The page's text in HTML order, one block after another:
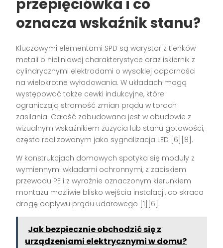
przepięciówka i co
oznacza wskaźnik stanu?
Kluczowymi elementami SPD są warystor z tlenków
metali o nieliniowej charakterystyce oraz iskiernik z
cylindrycznymi elektrodami o wysokiej odporności
na wielokrotne wyładowania. W układach mogą
występować także cewki indukcyjne, które
ograniczają stromość zmian prądu w torach
zasilania. Całość zabudowana jest w obudowie z
wizualnym wskaźnikiem zużycia lub stanu gotowości,
często realizowanym jako sygnalizacja LED [6][8].
W konstrukcjach domowych spotyka się moduły z
wymiennymi wkładami ochronnymi, z zaciskiem
przewodu PE i z wyraźnie oznaczonym kierunkiem
montażu możliwie blisko wejścia instalacji, co skraca
drogę odpływu prądu udarowego [1][6].
Jak bezpiecznie obchodzić się z
urządzeniami elektrycznymi w domu?